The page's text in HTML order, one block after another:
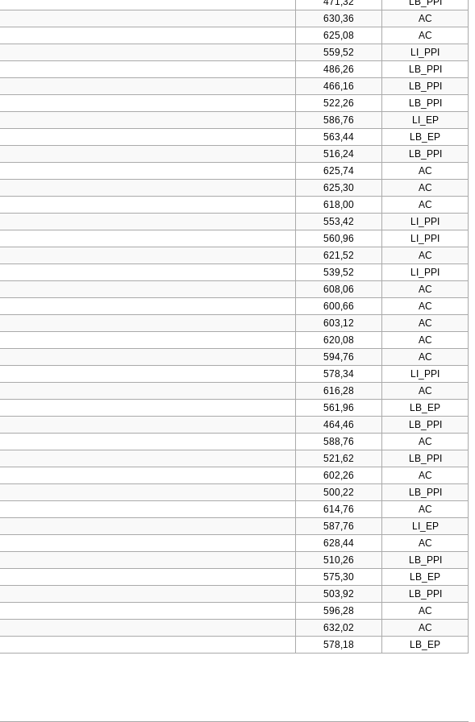
630,36
AC
625,08
AC
559,52
LI_PPI
486,26
LB_PPI
466,16
LB_PPI
522,26
LB_PPI
586,76
LI_EP
563,44
LB_EP
516,24
LB_PPI
625,74
AC
625,30
AC
618,00
AC
553,42
LI_PPI
560,96
LI_PPI
621,52
AC
539,52
LI_PPI
608,06
AC
600,66
AC
603,12
AC
620,08
AC
594,76
AC
578,34
LI_PPI
616,28
AC
561,96
LB_EP
464,46
LB_PPI
588,76
AC
521,62
LB_PPI
602,26
AC
500,22
LB_PPI
614,76
AC
587,76
LI_EP
628,44
AC
510,26
LB_PPI
575,30
LB_EP
503,92
LB_PPI
596,28
AC
632,02
AC
578,18 LB_EP